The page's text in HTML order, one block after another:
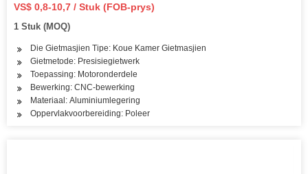
VS$ 0,8-10,7 / Stuk (FOB-prys)
1 Stuk (MOQ)
Die Gietmasjien Tipe: Koue Kamer Gietmasjien
Gietmetode: Presisiegietwerk
Toepassing: Motoronderdele
Bewerking: CNC-bewerking
Materiaal: Aluminiumlegering
Oppervlakvoorbereiding: Poleer